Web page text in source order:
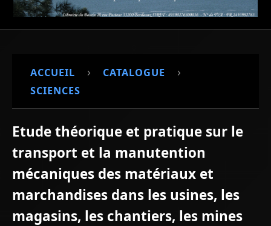
ACCUEIL › CATALOGUE ›
SCIENCES
Etude théorique et pratique sur le
transport et la manutention
mécaniques des matériaux et
marchandises dans les usines, les
magasins, les chantiers, les mines